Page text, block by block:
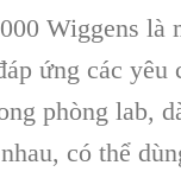
Wiggens là
ứng các yêu
phòng lab,
có thể